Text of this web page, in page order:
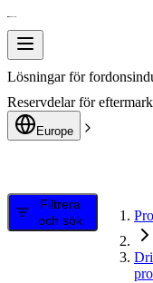
Lösningar för
Reservdelar för
Europe
Filtrera
och sök